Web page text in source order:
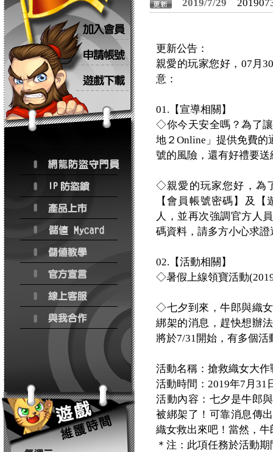
2019/7/29
更新公告：
親愛的玩家您好，07月
意：
01.【宣導相關】
◇你今天安全嗎？為了
地２Online」提供免費
號的風險，還有好禮要送
◇親愛的玩家您好，為
【會員帳號密碼】及
人，並再次強調官方人
碼資料，請多方小心求
02.【活動相關】
◇暑假上線領寶活動
◇七夕到來，牛郎與織
綁架的消息，趕快想辦
將於7/31開始，有多個活
活動名稱：搶救織女大作
活動時間：2019年7月31
活動內容：七夕是牛郎
被綁架了！可靠消息傳
織女救出來吧！當然，
＊注：此項任務於活動